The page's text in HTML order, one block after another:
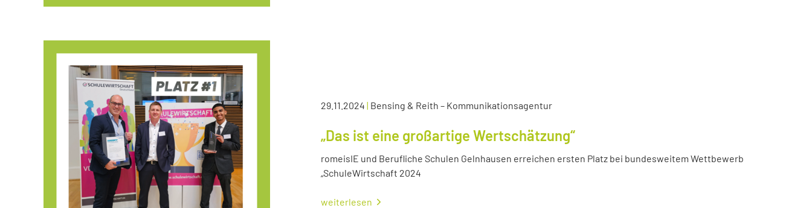
29.11.2024 | Bensing & Reith – Kommunikationsagentur
„Das ist eine großartige Wertschätzung“
romeisIE und Berufliche Schulen Gelnhausen erreichen ersten Platz bei bundesweitem Wettbewerb
„SchuleWirtschaft 2024
weiterlesen